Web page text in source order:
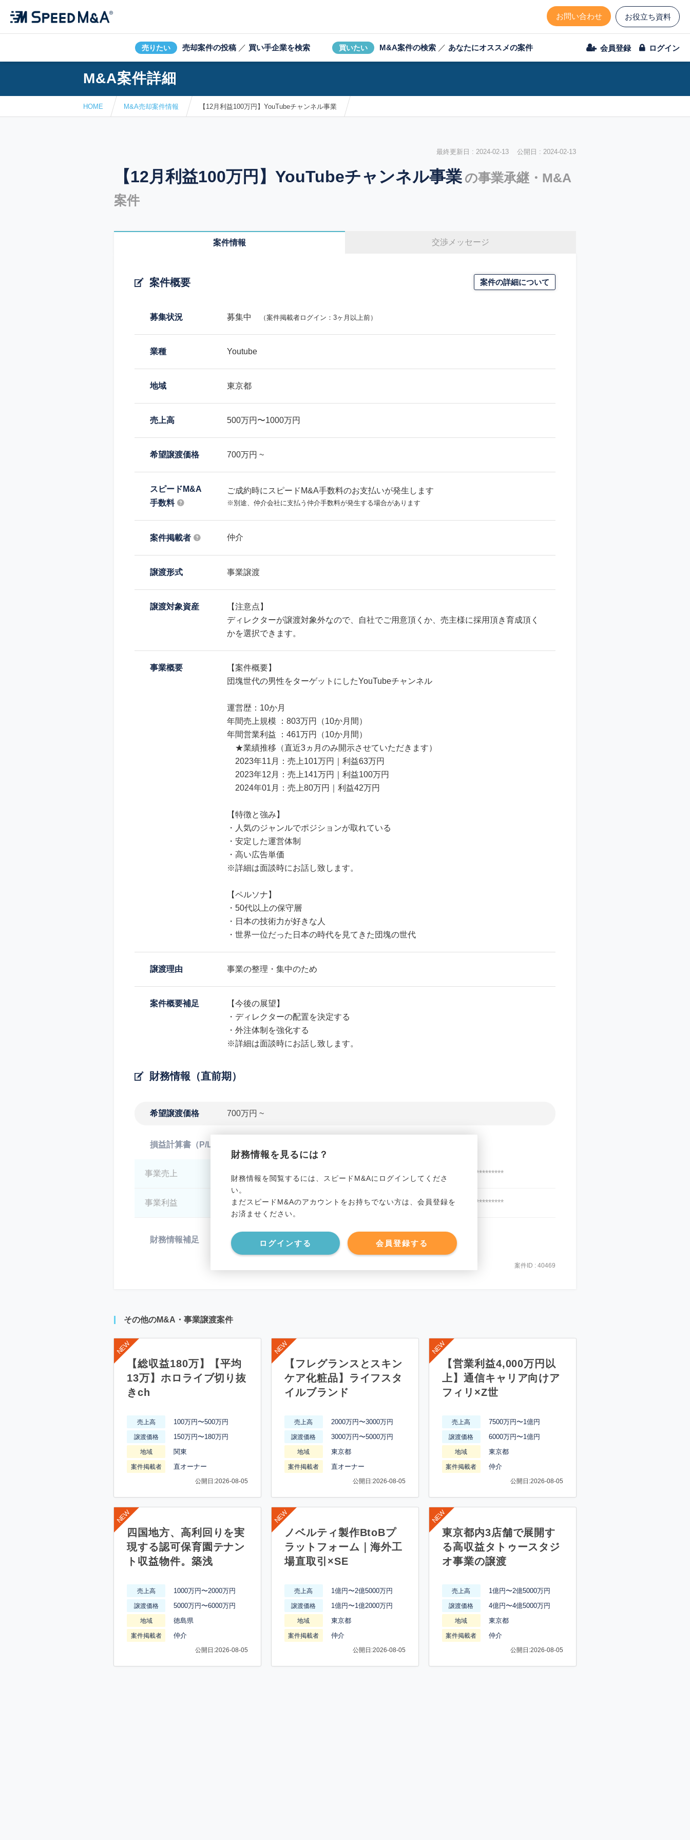
お問い合わせ お役立ち資料
売りたい 売却案件の投稿 ／ 買い手企業を検索 買いたい M&A案件の検索 ／ あなたにオススメの案件 会員登録 ログイン
M&A案件詳細
HOME M&A売却案件情報 【12月利益100万円】YouTubeチャンネル事業
最終更新日 : 2024-02-13 公開日 : 2024-02-13
【12月利益100万円】YouTubeチャンネル事業 の事業承継・M&A
案件
案件情報 交渉メッセージ
案件概要 案件の詳細について
募集状況 募集中 （案件掲載者ログイン：3ヶ月以上前）
業種 Youtube
地域 東京都
売上高 500万円〜1000万円
希望譲渡価格 700万円 ~
スピードM&A
手数料
ご成約時にスピードM&A手数料のお支払いが発生します
※別途、仲介会社に支払う仲介手数料が発生する場合があります
案件掲載者 仲介
譲渡形式 事業譲渡
譲渡対象資産
【注意点】
ディレクターが譲渡対象外なので、自社でご用意頂くか、売主様に採用頂き育成頂く
かを選択できます。
事業概要
【案件概要】
団塊世代の男性をターゲットにしたYouTubeチャンネル
運営歴：10か月
年間売上規模 ：803万円（10か月間）
年間営業利益 ：461万円（10か月間）
★業績推移（直近3ヵ月のみ開示させていただきます）
2023年11月：売上101万円｜利益63万円
2023年12月：売上141万円｜利益100万円
2024年01月：売上80万円｜利益42万円
【特徴と強み】
・人気のジャンルでポジションが取れている
・安定した運営体制
・高い広告単価
※詳細は面談時にお話し致します。
【ペルソナ】
・50代以上の保守層
・日本の技術力が好きな人
・世界一位だった日本の時代を見てきた団塊の世代
譲渡理由 事業の整理・集中のため
案件概要補足
【今後の展望】
・ディレクターの配置を決定する
・外注体制を強化する
※詳細は面談時にお話し致します。
財務情報（直前期）
希望譲渡価格 700万円 ~
財務情報を見るには？
財務情報を閲覧するには、スピードM&Aにログインしてくださ
い。
まだスピードM&Aのアカウントをお持ちでない方は、会員登録を
お済ませください。
ログインする 会員登録する
損益計算書（P/L）
事業売上 ********************
事業利益 ********************
事業資産 ********************
事業負債 ********************
財務情報補足 ********************
案件ID : 40469
その他のM&A・事業譲渡案件
【総収益180万】【平均
13万】ホロライブ切り抜
きch
売上高 100万円〜500万円
譲渡価格 150万円〜180万円
地域 関東
案件掲載者 直オーナー
公開日:2026-08-05
【フレグランスとスキン
ケア化粧品】ライフスタ
イルブランド
売上高 2000万円〜3000万円
譲渡価格 3000万円〜5000万円
地域 東京都
案件掲載者 直オーナー
公開日:2026-08-05
【営業利益4,000万円以
上】通信キャリア向けア
フィリ×Z世
売上高 7500万円〜1億円
譲渡価格 6000万円〜1億円
地域 東京都
案件掲載者 仲介
公開日:2026-08-05
四国地方、高利回りを実
現する認可保育園テナン
ト収益物件。築浅
売上高 1000万円〜2000万円
譲渡価格 5000万円〜6000万円
地域 徳島県
案件掲載者 仲介
公開日:2026-08-05
ノベルティ製作BtoBプ
ラットフォーム｜海外工
場直取引×SE
売上高 1億円〜2億5000万円
譲渡価格 1億円〜1億2000万円
地域 東京都
案件掲載者 仲介
公開日:2026-08-05
東京都内3店舗で展開す
る高収益タトゥースタジ
オ事業の譲渡
売上高 1億円〜2億5000万円
譲渡価格 4億円〜4億5000万円
地域 東京都
案件掲載者 仲介
公開日:2026-08-05